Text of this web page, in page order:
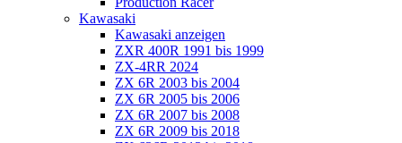
Kawasaki
Kawasaki anzeigen
ZXR 400R 1991 bis 1999
ZX-4RR 2024
ZX 6R 2003 bis 2004
ZX 6R 2005 bis 2006
ZX 6R 2007 bis 2008
ZX 6R 2009 bis 2018